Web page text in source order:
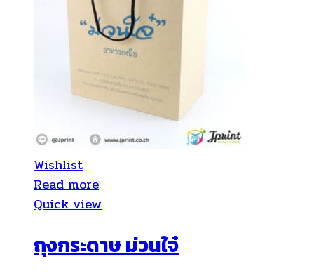
Wishlist
Read more
Quick view
ถุงกระดาษ ม่วนใจ๋